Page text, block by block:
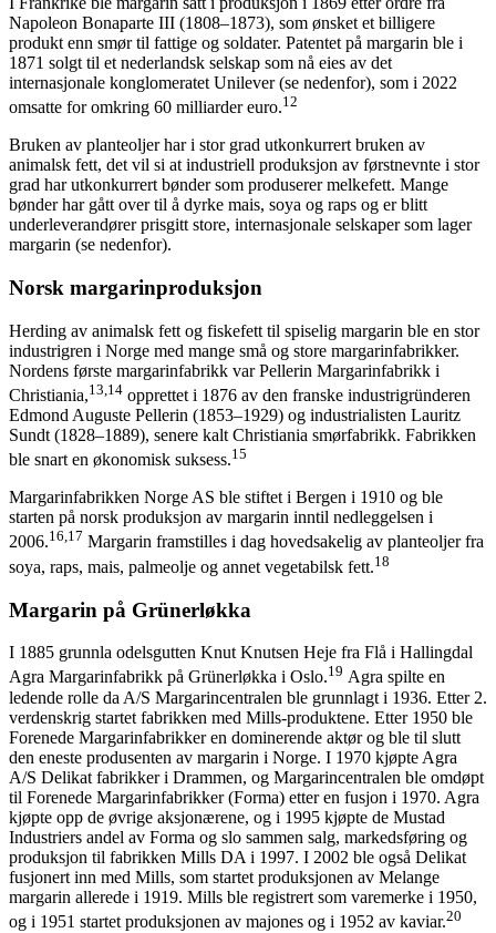
Napoleon Bonaparte III (1808–1873), som ønsket et billigere
produkt enn smør til fattige og soldater. Patentet på margarin ble i
1871 solgt til et nederlandsk selskap som nå eies av det
internasjonale konglomeratet Unilever (se nedenfor), som i 2022
omsatte for omkring 60 milliarder euro.12
Bruken av planteoljer har i stor grad utkonkurrert bruken av
animalsk fett, det vil si at industriell produksjon av førstnevnte i stor
grad har utkonkurrert bønder som produserer melkefett. Mange
bønder har gått over til å dyrke mais, soya og raps og er blitt
underleverandører prisgitt store, internasjonale selskaper som lager
margarin (se nedenfor).
Norsk margarinproduksjon
Herding av animalsk fett og fiskefett til spiselig margarin ble en stor
industrigren i Norge med mange små og store margarinfabrikker.
Nordens første margarinfabrikk var Pellerin Margarinfabrikk i
Christiania,13,14 opprettet i 1876 av den franske industrigründeren
Edmond Auguste Pellerin (1853–1929) og industrialisten Lauritz
Sundt (1828–1889), senere kalt Christiania smørfabrikk. Fabrikken
ble snart en økonomisk suksess.15
Margarinfabrikken Norge AS ble stiftet i Bergen i 1910 og ble
starten på norsk produksjon av margarin inntil nedleggelsen i
2006.16,17 Margarin framstilles i dag hovedsakelig av planteoljer fra
soya, raps, mais, palmeolje og annet vegetabilsk fett.18
Margarin på Grünerløkka
I 1885 grunnla odelsgutten Knut Knutsen Heje fra Flå i Hallingdal
Agra Margarinfabrikk på Grünerløkka i Oslo.19 Agra spilte en
ledende rolle da A/S Margarincentralen ble grunnlagt i 1936. Etter 2.
verdenskrig startet fabrikken med Mills-produktene. Etter 1950 ble
Forenede Margarinfabrikker en dominerende aktør og ble til slutt
den eneste produsenten av margarin i Norge. I 1970 kjøpte Agra
A/S Delikat fabrikker i Drammen, og Margarincentralen ble omdøpt
til Forenede Margarinfabrikker (Forma) etter en fusjon i 1970. Agra
kjøpte opp de øvrige aksjonærene, og i 1995 kjøpte de Mustad
Industriers andel av Forma og slo sammen salg, markedsføring og
produksjon til fabrikken Mills DA i 1997. I 2002 ble også Delikat
fusjonert inn med Mills, som startet produksjonen av Melange
margarin allerede i 1919. Mills ble registrert som varemerke i 1950,
og i 1951 startet produksjonen av majones og i 1952 av kaviar.20